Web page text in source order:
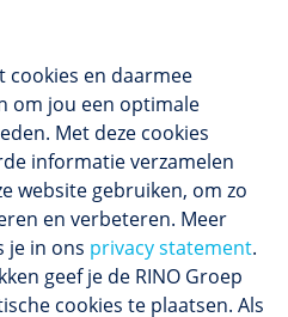
cookies en daarmee
om jou een optimale
Met deze cookies
informatie verzamelen
website gebruiken, om zo
en verbeteren. Meer
je in ons privacy statement.
geef je de RINO Groep
cookies te plaatsen. Als
250 opleidingen
in huis
CRKBO-geregistreerd
beoordeling 8,4
ons
het (nieuwe) scholings­